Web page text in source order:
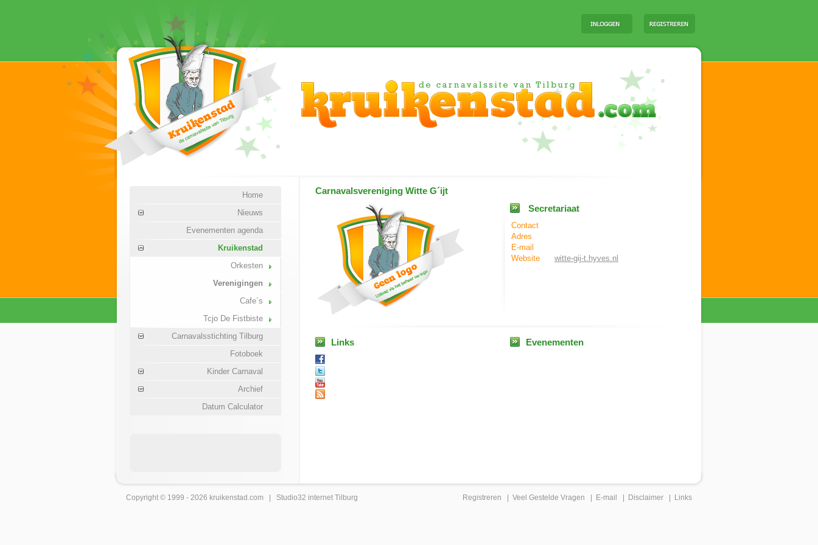
Home
Nieuws
Evenementen agenda
Kruikenstad
Orkesten
Verenigingen
Cafe´s
Tcjo De Fistbiste
Carnavalsstichting Tilburg
Fotoboek
Kinder Carnaval
Archief
Datum Calculator
Carnavalsvereniging Witte G´ijt
Secretariaat
Contact
Adres
E-mail
Website
witte-gij-t.hyves.nl
Links Evenementen
Copyright © 1999 - 2026 kruikenstad .com | Studio32 internet Tilburg Registreren Veel Gestelde Vragen E-mail Disclaimer Links